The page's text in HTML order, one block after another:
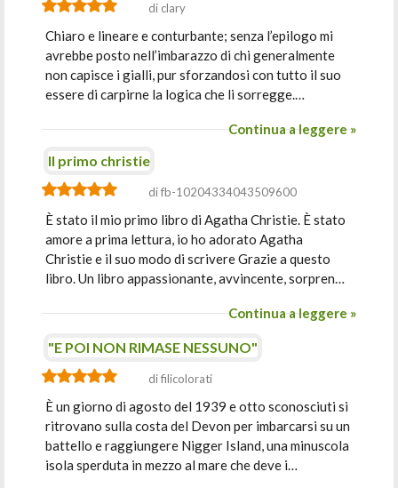
di clary
Chiaro e lineare e conturbante; senza l’epilogo mi
avrebbe posto nell’imbarazzo di chi generalmente
non capisce i gialli, pur sforzandosi con tutto il suo
essere di carpirne la logica che li sorregge.…
Continua a leggere »
Il primo christie
di fb-10204334043509600
È stato il mio primo libro di Agatha Christie. È stato
amore a prima lettura, io ho adorato Agatha
Christie e il suo modo di scrivere Grazie a questo
libro. Un libro appassionante, avvincente, sorpren…
Continua a leggere »
"E POI NON RIMASE NESSUNO"
di filicolorati
È un giorno di agosto del 1939 e otto sconosciuti si
ritrovano sulla costa del Devon per imbarcarsi su un
battello e raggiungere Nigger Island, una minuscola
isola sperduta in mezzo al mare che deve i…